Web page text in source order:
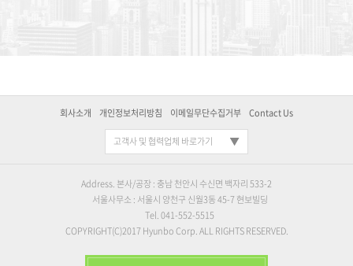
회사소개 개인정보처리방침 이메일무단수집거부 Contact Us
고객사 및 협력업체 바로가기
Address. 본사/공장 : 충남 천안시 수신면 백자리 533-2
서울사무소 : 서울시 양천구 신월3동 45-7 현보빌딩
Tel. 041-552-5515
COPYRIGHT(C)2017 Hyunbo Corp. ALL RIGHTS RESERVED.